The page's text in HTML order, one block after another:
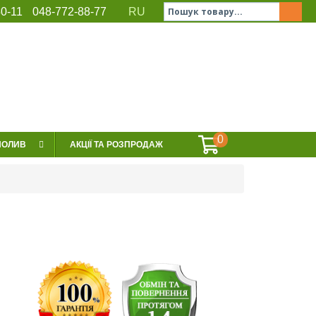
11 048-772-88-77 RU
АКЦІЇ ТА РОЗПРОДАЖ 0